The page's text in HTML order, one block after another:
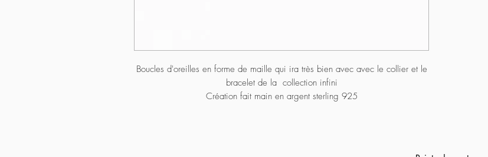
Boucles d'oreilles en forme de maille qui ira très bien avec avec le collier et le
bracelet de la collection infini
Création fait main en argent sterling 925